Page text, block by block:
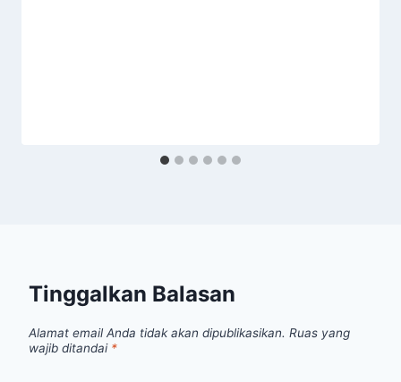
Tinggalkan Balasan
Alamat email Anda tidak akan dipublikasikan. Ruas yang
wajib ditandai *